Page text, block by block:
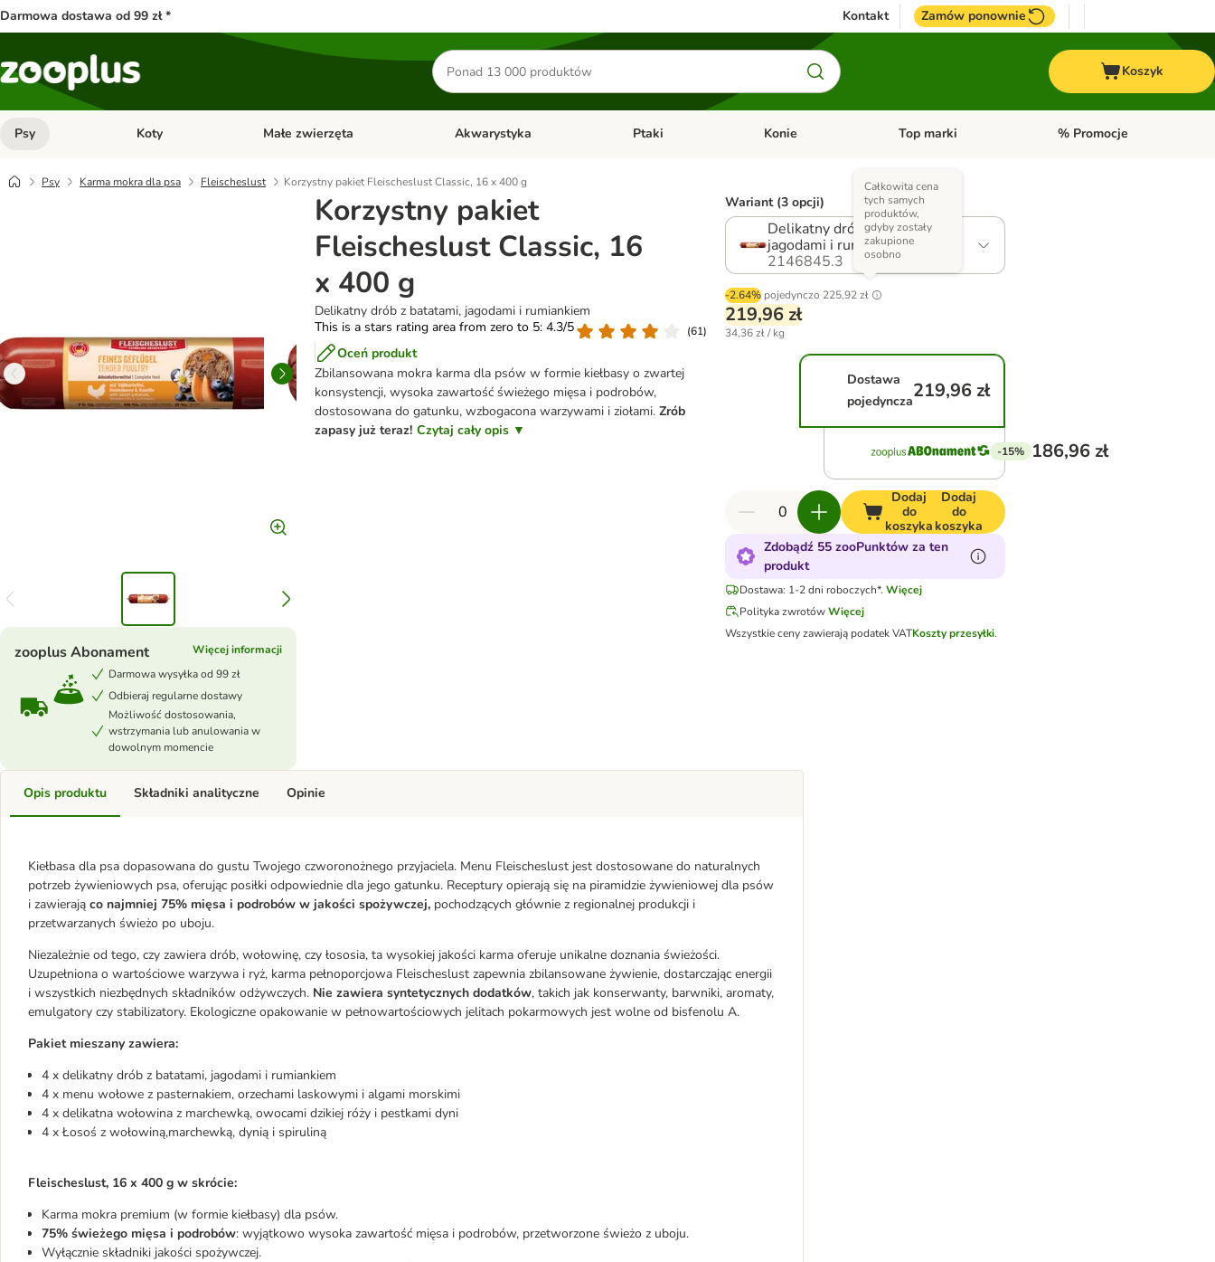
Darmowa dostawa od 99 zł * Kontakt Zamów ponownie
Szukaj
produktów
Koszyk
Psy Otwórz menu kategorii: Psy
Koty Otwórz menu kategorii: Koty
Małe zwierzęta Otwórz menu kategorii: Małe zwierzęta
Akwarystyka Otwórz menu kategorii: Akwarystyka
Ptaki Otwórz menu kategorii: Ptaki
Konie Otwórz menu kategorii: Konie
Top marki Otwórz menu kategorii: Top
% Promocje
Psy Karma mokra dla psa Fleischeslust Korzystny pakiet Fleischeslust Classic, 16 x 400 g
Korzystny pakiet
Fleischeslust Classic, 16
x 400 g
Delikatny drób z batatami, jagodami i rumiankiem
This is a stars rating area from zero to 5: 4.3/5
(61)
Oceń produkt
Zbilansowana mokra karma dla psów w formie kiełbasy o zwartej
konsystencji, wysoka zawartość świeżego mięsa i podrobów,
dostosowana do gatunku, wzbogacona warzywami i ziołami. Zrób
zapasy już teraz! Czytaj cały opis ▼
zooplus Abonament
Więcej informacji
Darmowa wysyłka od 99 zł
Odbieraj regularne dostawy
Możliwość dostosowania,
wstrzymania lub anulowania w
dowolnym momencie
Wariant (3 opcji)
Delikatny drób z batatami,
jagodami i rumiankiem
2146845.3
-2.64% pojedynczo 225,92 zł
Całkowita cena
tych samych
produktów,
gdyby zostały
zakupione
osobno
219,96 zł
34,36 zł / kg
Dostawa
pojedyncza219,96 zł
-15% 186,96 zł
Dodaj
do
koszyka
Dodaj
do
koszyka
Zdobądź 55 zooPunktów za ten
produkt
Dostawa: 1-2 dni roboczych*. Więcej
Polityka zwrotówWięcej
Wszystkie ceny zawierają podatek VATKoszty przesyłki.
Opis produktu
Kiełbasa dla psa dopasowana do gustu Twojego czworonożnego przyjaciela. Menu Fleischeslust jest dostosowane do naturalnych
potrzeb żywieniowych psa, oferując posiłki odpowiednie dla jego gatunku. Receptury opierają się na piramidzie żywieniowej dla psów
i zawierają co najmniej 75% mięsa i podrobów w jakości spożywczej, pochodzących głównie z regionalnej produkcji i
przetwarzanych świeżo po uboju.
Niezależnie od tego, czy zawiera drób, wołowinę, czy łososia, ta wysokiej jakości karma oferuje unikalne doznania świeżości.
Uzupełniona o wartościowe warzywa i ryż, karma pełnoporcjowa Fleischeslust zapewnia zbilansowane żywienie, dostarczając energii
i wszystkich niezbędnych składników odżywczych. Nie zawiera syntetycznych dodatków, takich jak konserwanty, barwniki, aromaty,
emulgatory czy stabilizatory. Ekologiczne opakowanie w pełnowartościowych jelitach pokarmowych jest wolne od bisfenolu A.
Pakiet mieszany zawiera:
4 x delikatny drób z batatami, jagodami i rumiankiem
4 x menu wołowe z pasternakiem, orzechami laskowymi i algami morskimi
4 x delikatna wołowina z marchewką, owocami dzikiej róży i pestkami dyni
4 x Łosoś z wołowiną,marchewką, dynią i spiruliną
Fleischeslust, 16 x 400 g w skrócie:
Karma mokra premium (w formie kiełbasy) dla psów.
75% świeżego mięsa i podrobów: wyjątkowo wysoka zawartość mięsa i podrobów, przetworzone świeżo z uboju.
Wyłącznie składniki jakości spożywczej.
Składniki analityczne Opinie